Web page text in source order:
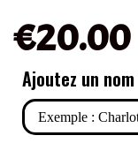
€20.00
Ajoutez un nom